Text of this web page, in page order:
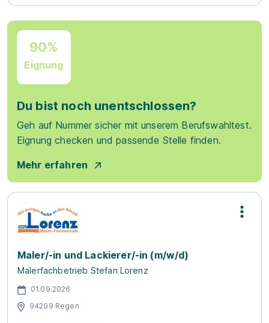
90%
Eignung
Du bist noch unentschlossen?
Geh auf Nummer sicher mit unserem Berufswahltest.
Eignung checken und passende Stelle finden.
Mehr erfahren
Maler/-in und Lackierer/-in (m/w/d)
Malerfachbetrieb Stefan Lorenz
01.09.2026
94209 Regen